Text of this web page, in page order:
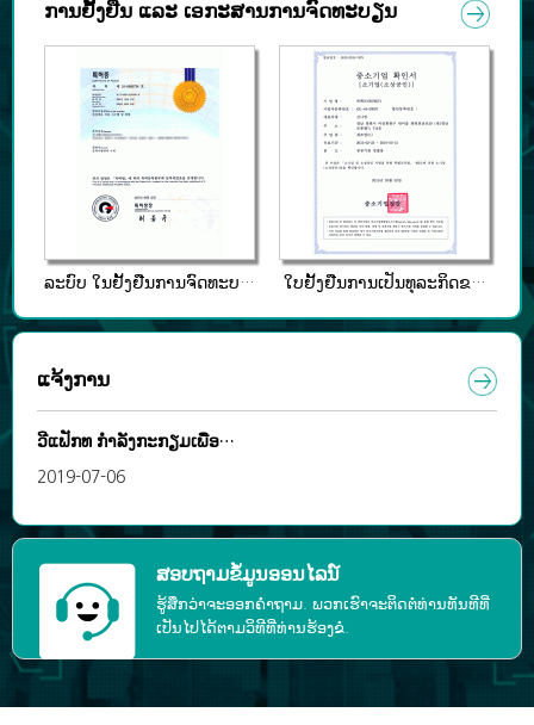
ການຢັ້ງຢືນ ແລະ ເອກະສານການຈົດທະບຽນ
ລະບົບ ໃນຢັ້ງຢືນການຈົດທະບ… ໃບຢັ້ງຢືນການເປັນທຸລະກິດຂ…
ແຈ້ງການ
ວີແຟັກທ ກໍາລັງກະກຽມເພື່ອ…
2019-07-06
ສອບຖາມຂໍ້ມູນອອນໄລນ໌
ຮູ້ສຶກວ່າຈະອອກຄໍາຖາມ. ພວກເຮົາຈະຕິດຕໍ່ທ່ານທັນທີທີ່
ເປັນໄປໄດ້ຕາມວິທີທີ່ທ່ານຮ້ອງຂໍ.